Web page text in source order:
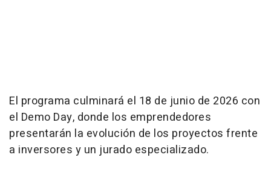
El programa culminará el 18 de junio de 2026 con
el Demo Day, donde los emprendedores
presentarán la evolución de los proyectos frente
a inversores y un jurado especializado.